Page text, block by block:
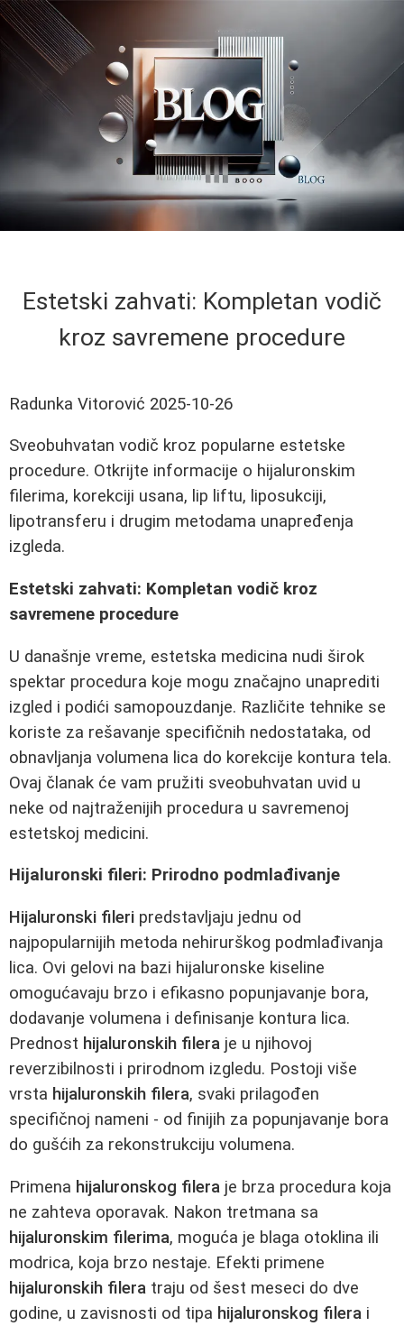
Estetski zahvati: Kompletan vodič
kroz savremene procedure
Radunka Vitorović 2025-10-26
Sveobuhvatan vodič kroz popularne estetske
procedure. Otkrijte informacije o hijaluronskim
filerima, korekciji usana, lip liftu, liposukciji,
lipotransferu i drugim metodama unapređenja
izgleda.
Estetski zahvati: Kompletan vodič kroz
savremene procedure
U današnje vreme, estetska medicina nudi širok
spektar procedura koje mogu značajno unaprediti
izgled i podići samopouzdanje. Različite tehnike se
koriste za rešavanje specifičnih nedostataka, od
obnavljanja volumena lica do korekcije kontura tela.
Ovaj članak će vam pružiti sveobuhvatan uvid u
neke od najtraženijih procedura u savremenoj
estetskoj medicini.
Hijaluronski fileri: Prirodno podmlađivanje
Hijaluronski fileri predstavljaju jednu od
najpopularnijih metoda nehirurškog podmlađivanja
lica. Ovi gelovi na bazi hijaluronske kiseline
omogućavaju brzo i efikasno popunjavanje bora,
dodavanje volumena i definisanje kontura lica.
Prednost hijaluronskih filera je u njihovoj
reverzibilnosti i prirodnom izgledu. Postoji više
vrsta hijaluronskih filera, svaki prilagođen
specifičnoj nameni - od finijih za popunjavanje bora
do gušćih za rekonstrukciju volumena.
Primena hijaluronskog filera je brza procedura koja
ne zahteva oporavak. Nakon tretmana sa
hijaluronskim filerima, moguća je blaga otoklina ili
modrica, koja brzo nestaje. Efekti primene
hijaluronskih filera traju od šest meseci do dve
godine, u zavisnosti od tipa hijaluronskog filera i